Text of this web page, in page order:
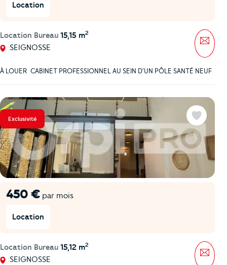
Location
Location Bureau 15,15 m2
SEIGNOSSE
À LOUER  CABINET PROFESSIONNEL AU SEIN D'UN PÔLE SANTÉ NEUF
Exclusivité
450 € par mois
Location
Location Bureau 15,12 m2
SEIGNOSSE
Favoris